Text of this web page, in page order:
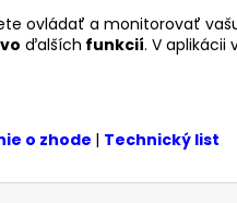
ovládať a monitorovať
ďalších funkcií. V aplikácii
o zhode | Technický list